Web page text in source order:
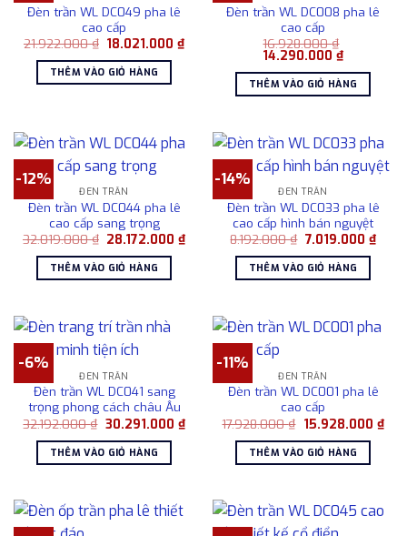
Đèn trần WL DC049 pha lê
cao cấp
21.922.000₫ Giá
là:
21.922.000 ₫.
18.021.000₫Giá
hiện
18.021.000 ₫.
THÊM VÀO GIỎ HÀNG
Đèn trần WL DC008 pha lê
cao cấp
16.928.000₫
Giá
là:
16.928.000 ₫.
14.290.000 ₫Giá
hiện
tại
là:
THÊM VÀO GIỎ HÀNG
-12%
ĐÈN TRẦN
Đèn trần WL DC044 pha lê
cao cấp sang trọng
32.019.000₫ Giá
là:
32.019.000 ₫.
28.172.000₫Giá
THÊM VÀO GIỎ HÀNG
-14%
ĐÈN TRẦN
Đèn trần WL DC033 pha lê
cao cấp hình bán nguyệt
8.192.000₫ Giá
là:
8.192.000 ₫.
7.019.000 ₫Giá
THÊM VÀO GIỎ HÀNG
-6%
ĐÈN TRẦN
Đèn trần WL DC041 sang
trọng phong cách châu Âu
32.192.000₫ Giá
là:
32.192.000 ₫.
30.291.000 ₫Giá
hiện
30.291.000 ₫.
THÊM VÀO GIỎ HÀNG
-11%
ĐÈN TRẦN
Đèn trần WL DC001 pha lê
cao cấp
17.928.000₫ Giá
là:
17.928.000 ₫.
15.928.000 ₫Giá
hiện
THÊM VÀO GIỎ HÀNG